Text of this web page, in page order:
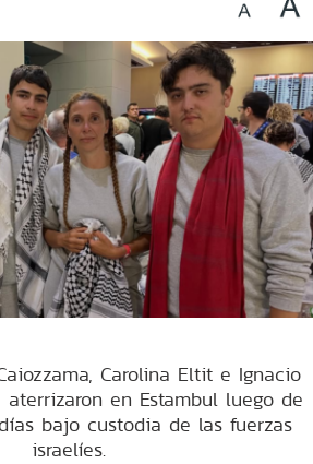
Carolina Eltit e Ignacio
aterrizaron en Estambul luego de
bajo custodia de las fuerzas
israelíes.